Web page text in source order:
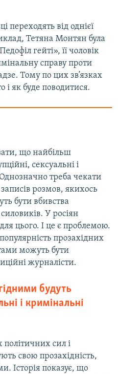
від однієї
Тетяна Монтян була
гейті», її чоловік
справу проти
Тому по цих зв’язках
і як буде поводитися.
що найбільш
сексуальні і
треба чекати
розмов, якихось
бути вбивства
У росіян
цього. І це є проблемою.
прозахідних
можуть бути
журналісти.
будуть
і кримінальні
політичних сил і
свою прозахідність,
Історія показує, що